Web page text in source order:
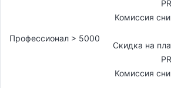
Профессионал > 5000
Комиссия
Скидка на
Комиссия